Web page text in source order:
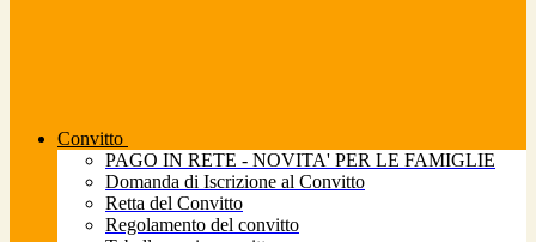
Convitto
PAGO IN RETE - NOVITA' PER LE FAMIGLIE
Domanda di Iscrizione al Convitto
Retta del Convitto
Regolamento del convitto